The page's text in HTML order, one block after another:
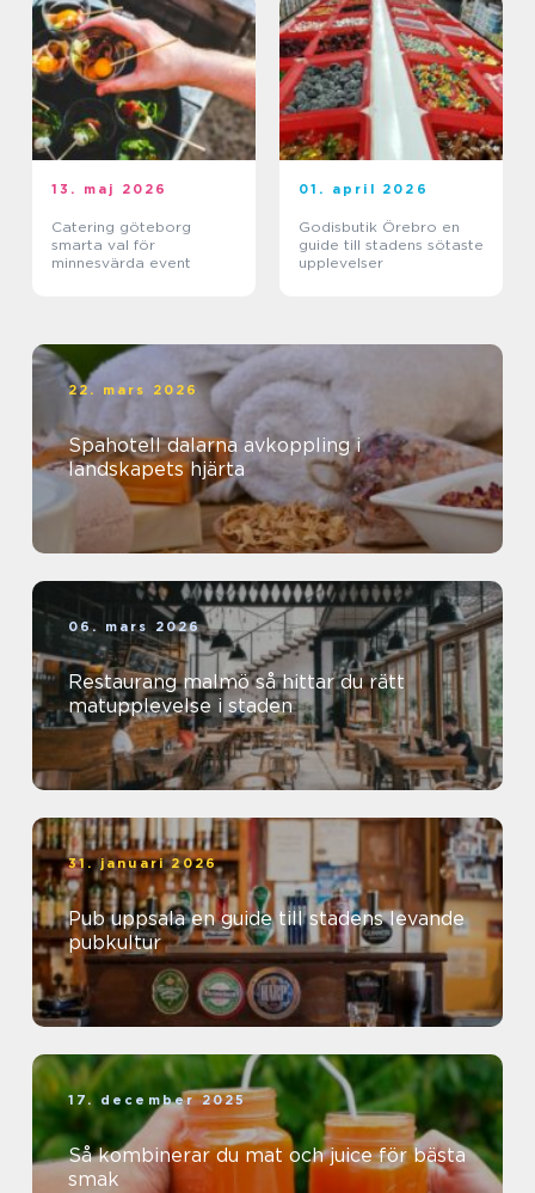
13. maj 2026
Catering göteborg
smarta val för
minnesvärda event
01. april 2026
Godisbutik Örebro en
guide till stadens sötaste
upplevelser
22. mars 2026
Spahotell dalarna avkoppling i
landskapets hjärta
06. mars 2026
Restaurang malmö så hittar du rätt
matupplevelse i staden
31. januari 2026
Pub uppsala en guide till stadens levande
pubkultur
17. december 2025
Så kombinerar du mat och juice för bästa
smak